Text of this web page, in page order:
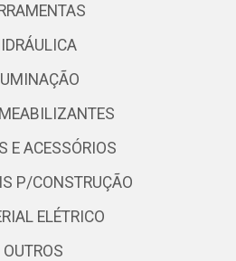
E ACESSÓRIOS
P/CONSTRUÇÃO
ELÉTRICO
OUTROS